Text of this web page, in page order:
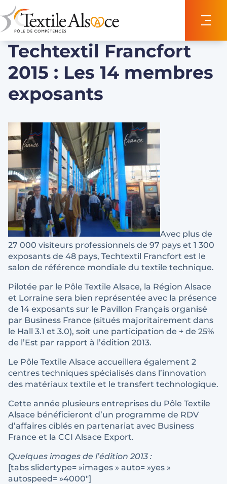
Techtextil Francfort
2015 : Les 14 membres
exposants
Avec plus de
27 000 visiteurs professionnels de 97 pays et 1 300
exposants de 48 pays, Techtextil Francfort est le
salon de référence mondiale du textile technique.
Pilotée par le Pôle Textile Alsace, la Région Alsace
et Lorraine sera bien représentée avec la présence
de 14 exposants sur le Pavillon Français organisé
par Business France (situés majoritairement dans
le Hall 3.1 et 3.0), soit une participation de + de 25%
de l’Est par rapport à l’édition 2013.
Le Pôle Textile Alsace accueillera également 2
centres techniques spécialisés dans l’innovation
des matériaux textile et le transfert technologique.
Cette année plusieurs entreprises du Pôle Textile
Alsace bénéficieront d’un programme de RDV
d’affaires ciblés en partenariat avec Business
France et la CCI Alsace Export.
Quelques images de l’édition 2013 :
[tabs slidertype= »images » auto= »yes »
autospeed= »4000″]
Panneau de gestion des cookies